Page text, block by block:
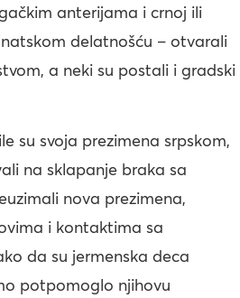
anterijama i crnoj ili
delatnošću – otvarali
a neki su postali i gradski
su svoja prezimena srpskom,
na sklapanje braka sa
nova prezimena,
i kontaktima sa
da su jermenska deca
potpomoglo njihovu